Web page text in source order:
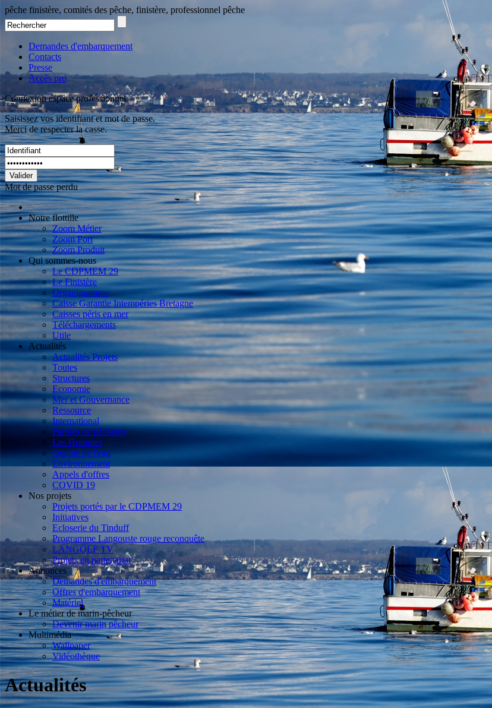
pêche finistère, comités des pêche, finistère, professionnel pêche
Demandes d'embarquement
Contacts
Presse
Accès pro
Connexion espace professionnel
Saisissez vos identifiant et mot de passe.
Merci de respecter la casse.
Valider
Mot de passe perdu
Notre flottille
Zoom Métier
Zoom Port
Zoom Produit
Qui sommes-nous
Le CDPMEM 29
Le Finistère
Organigramme
Caisse Garantie Intempéries Bretagne
Caisses péris en mer
Téléchargements
Utile
Actualités
Actualités Projets
Toutes
Structures
Economie
Mer et Gouvernance
Ressource
International
Paroles de pêcheurs
Les Hommes
Qualité de l'eau
Environnement
Appels d'offres
COVID 19
Nos projets
Projets portés par le CDPMEM 29
Initiatives
Ecloserie du Tinduff
Programme Langouste rouge reconquête
LANGOLF TV
Projets en partenariat
Annonces
Demandes d'embarquement
Offres d'embarquement
Matériel
Le métier de marin-pêcheur
Devenir marin pêcheur
Multimédia
Wallpaper
Vidéothèque
Actualités